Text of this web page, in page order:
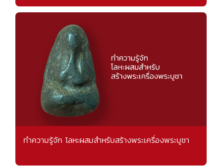
ทำความรู้จัก โลหะผสมสำหรับสร้างพระเครื่องพระบูชา